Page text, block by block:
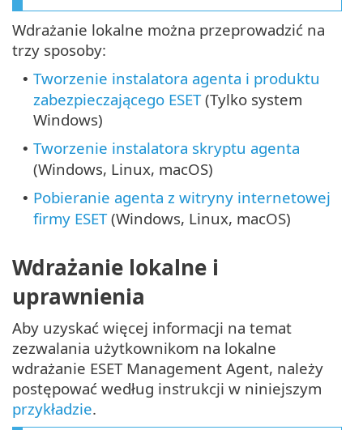
Wdrażanie lokalne można przeprowadzić na
trzy sposoby:
• Tworzenie instalatora agenta i produktu
zabezpieczającego ESET(Tylko system
Windows)
• Tworzenie instalatora skryptu agenta
(Windows, Linux, macOS)
• Pobieranie agenta z witryny internetowej
firmy ESET(Windows, Linux, macOS)
Wdrażanie lokalne i
uprawnienia
Aby uzyskać więcej informacji na temat
zezwalania użytkownikom na lokalne
wdrażanie ESET Management Agent, należy
postępować według instrukcji w niniejszym
przykładzie.